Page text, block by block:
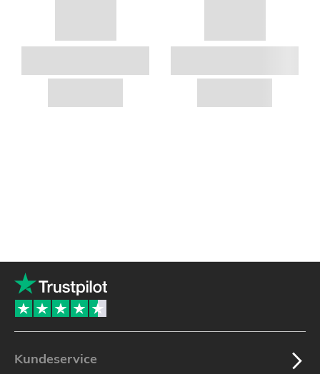
Kundeservice